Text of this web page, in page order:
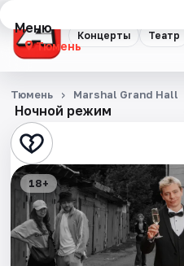
Концерты Театр
Меню
Тюмень
Концерты
Театр
Стендап
Выставки
Квесты
Ночной режим
Тюмень Marshal Grand Hall
18+